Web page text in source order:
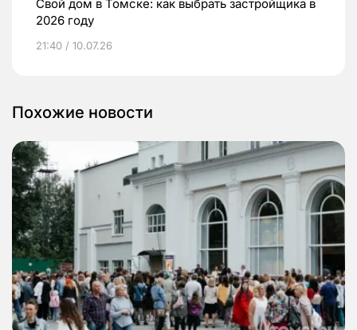
Свой дом в Томске: как выбрать застройщика в
2026 году
21:40 / 10.07.26
Похожие новости